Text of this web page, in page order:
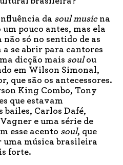
da soul musicna
pouco antes, mas ela
só no sentido de as
se abrir para cantores
dicção mais soul ou
em Wilson Simonal,
que são os antecessores.
King Combo, Tony
que estavam
bailes, Carlos Dafé,
e uma série de
esse acento soul, que
uma música brasileira
forte.